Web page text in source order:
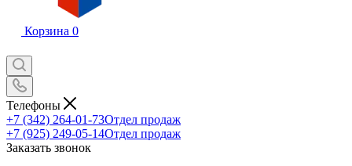
Корзина 0
Телефоны
+7 (342) 264-01-73Отдел продаж
+7 (925) 249-05-14Отдел продаж
Заказать звонок